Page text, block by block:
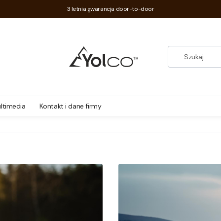
3 letnia gwarancja door-to-door
Kontakt i dane firmy